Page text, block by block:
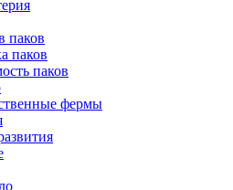
паков
паков
паков
фермы